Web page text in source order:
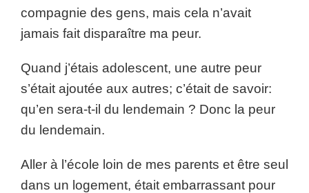
compagnie des gens, mais cela n’avait
jamais fait disparaître ma peur.
Quand j’étais adolescent, une autre peur
s’était ajoutée aux autres; c’était de savoir:
qu’en sera-t-il du lendemain ? Donc la peur
du lendemain.
Aller à l’école loin de mes parents et être seul
dans un logement, était embarrassant pour